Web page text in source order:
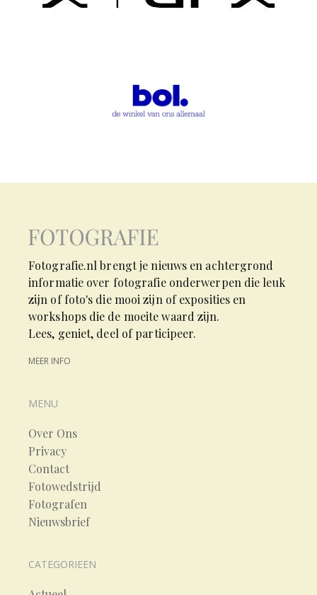
Fotografie.nl brengt je nieuws en achtergrond
informatie over fotografie onderwerpen die leuk
zijn of foto's die mooi zijn of exposities en
workshops die de moeite waard zijn.
Lees, geniet, deel of participeer.
MEER INFO
MENU
Over Ons
Privacy
Contact
Fotowedstrijd
Fotografen
Nieuwsbrief
CATEGORIEEN